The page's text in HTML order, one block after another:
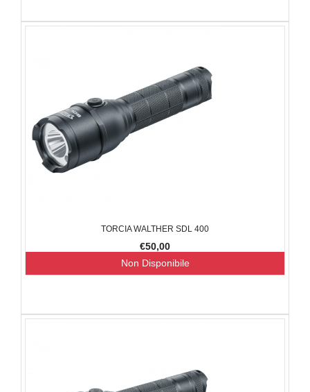
TORCIA WALTHER SDL 400
€50,00
Non Disponibile